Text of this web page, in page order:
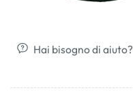
Hai bisogno di aiuto?